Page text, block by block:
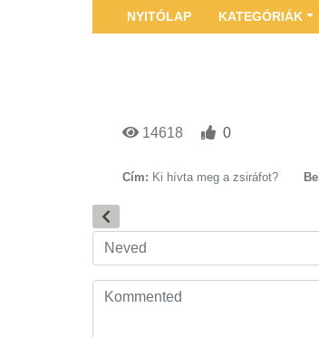
NYITÓLAP KATEGÓRIÁK
14618 0
Cím: Ki hívta meg a zsiráfot?